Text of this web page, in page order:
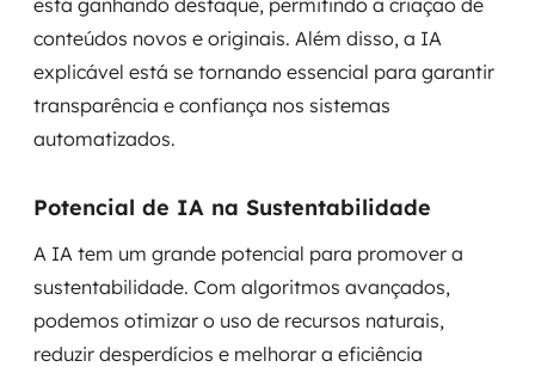
está ganhando destaque, permitindo a criação de
conteúdos novos e originais. Além disso, a IA
explicável está se tornando essencial para garantir
transparência e confiança nos sistemas
automatizados.
Potencial de IA na Sustentabilidade
A IA tem um grande potencial para promover a
sustentabilidade. Com algoritmos avançados,
podemos otimizar o uso de recursos naturais,
reduzir desperdícios e melhorar a eficiência